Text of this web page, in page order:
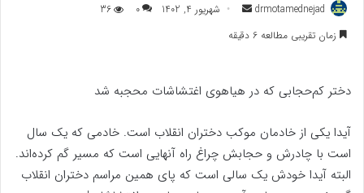
drmotamednejad
ارسال
به
شهریور 4, 1402 0
36
زمان تقریبی مطالعه 6 دقیقه
دختر کم‌حجابی که در هیاهوی اغتشاشات محجبه شد
آیدا یکی از خادمان موکب دختران انقلاب است. خادمی که یک سال
است با چادرش و حجابش چراغ راه آنهایی است که مسیر گم کرده‌اند.
البته آیدا خودش یک سالی است که پای همین مراسم دختران انقلاب